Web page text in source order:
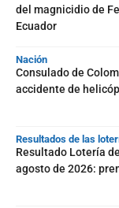
del magnicidio de
Ecuador
Nación
Consulado de
accidente de
Resultados de las
Resultado Lotería
agosto de 2026: